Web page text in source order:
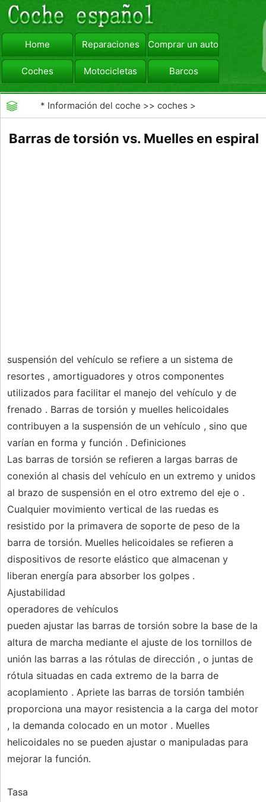
Home Reparaciones Comprar un automóvil
Coches Motocicletas Barcos
viajar Camiones
* Información del coche >>coches >
Barras de torsión vs. Muelles en espiral
suspensión del vehículo se refiere a un sistema de
resortes , amortiguadores y otros componentes
utilizados para facilitar el manejo del vehículo y de
frenado . Barras de torsión y muelles helicoidales
contribuyen a la suspensión de un vehículo , sino que
varían en forma y función . Definiciones
Las barras de torsión se refieren a largas barras de
conexión al chasis del vehículo en un extremo y unidos
al brazo de suspensión en el otro extremo del eje o .
Cualquier movimiento vertical de las ruedas es
resistido por la primavera de soporte de peso de la
barra de torsión. Muelles helicoidales se refieren a
dispositivos de resorte elástico que almacenan y
liberan energía para absorber los golpes .
Ajustabilidad
operadores de vehículos
pueden ajustar las barras de torsión sobre la base de la
altura de marcha mediante el ajuste de los tornillos de
unión las barras a las rótulas de dirección , o juntas de
rótula situadas en cada extremo de la barra de
acoplamiento . Apriete las barras de torsión también
proporciona una mayor resistencia a la carga del motor
, la demanda colocado en un motor . Muelles
helicoidales no se pueden ajustar o manipuladas para
mejorar la función.
Tasa